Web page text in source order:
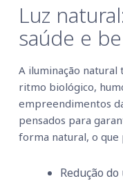
Luz
saúde e
A iluminação
ritmo biológico,
empreendimentos
pensados para
forma natural, o que
Redução